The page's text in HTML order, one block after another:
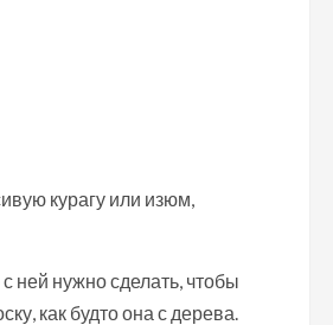
курагу или изюм,
ней нужно сделать, чтобы
как будто она с дерева.